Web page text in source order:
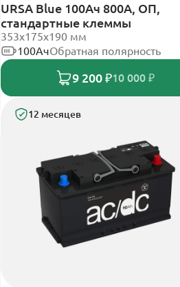
URSA Blue 100Ач 800А, ОП,
стандартные клеммы
353х175х190 мм
100АчОбратная полярность
9 200 ₽10 000 ₽
12 месяцев